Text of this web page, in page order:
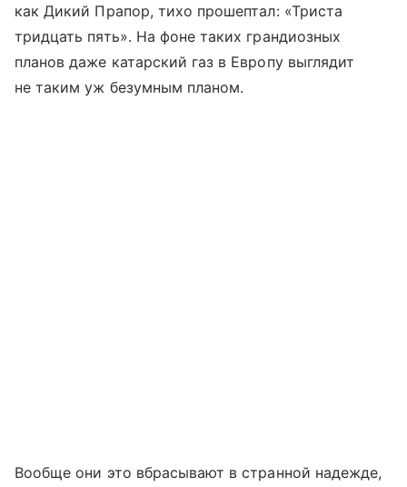
как Дикий Прапор, тихо прошептал: «Триста
тридцать пять». На фоне таких грандиозных
планов даже катарский газ в Европу выглядит
не таким уж безумным планом.
Вообще они это вбрасывают в странной надежде,